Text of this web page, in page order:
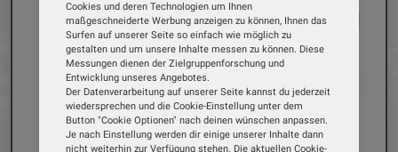
Cookies und deren Technologien um Ihnen
maßgeschneiderte Werbung anzeigen zu können, Ihnen das
Surfen auf unserer Seite so einfach wie möglich zu
gestalten und um unsere Inhalte messen zu können. Diese
Messungen dienen der Zielgruppenforschung und
Entwicklung unseres Angebotes.
Der Datenverarbeitung auf unserer Seite kannst du jederzeit
wiedersprechen und die Cookie-Einstellung unter dem
Button "Cookie Optionen" nach deinen wünschen anpassen.
Je nach Einstellung werden dir einige unserer Inhalte dann
nicht weiterhin zur Verfügung stehen. Die aktuellen Cookie-